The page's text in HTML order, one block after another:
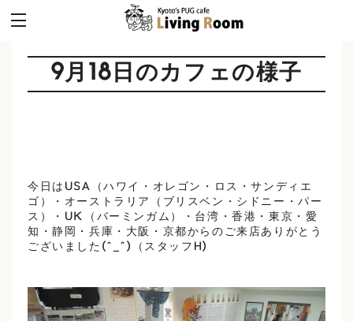
9月18日のカフェの様子
今日はUSA（ハワイ・オレゴン・ロス・サンディエ
ゴ）・オーストラリア（ブリスベン・シドニー・パー
ス）・UK（バーミンガム）・台湾・香港・東京・愛
知・静岡・兵庫・大阪・京都からのご来店ありがとう
ございました(^_^)（スタッフH)